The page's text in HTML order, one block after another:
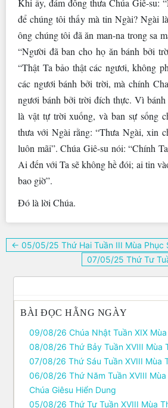
Khi ấy, đám đông thưa Chúa Giê-su:
để chúng tôi thấy mà tin Ngài? Ngài
ông chúng tôi đã ăn man-na trong sa
“Người đã ban cho họ ăn bánh bởi
“Thật Ta bảo thật các ngươi, không
các ngươi bánh bởi trời, mà chính
ngươi bánh bởi trời đích thực. Vì
là vật tự trời xuống, và ban sự sống
thưa với Ngài rằng: “Thưa Ngài, xin
luôn mãi”. Chúa Giê-su nói: “Chính
Ai đến với Ta sẽ không hề đói; ai tin
bao giờ”.
Ðó là lời Chúa.
Điều
← 05/05/25 Thứ Hai Tuần III Mùa Phục
07/05/25 Thứ Tư
BÀI ĐỌC HẰNG NGÀY
09/08/26 Chúa Nhật Tuần XIX
08/08/26 Thứ Bảy Tuần XVIII Mùa
07/08/26 Thứ Sáu Tuần XVIII Mùa
06/08/26 Thứ Năm Tuần XVIII
Chúa Giêsu Hiển Dung
05/08/26 Thứ Tư Tuần XVIII Mùa